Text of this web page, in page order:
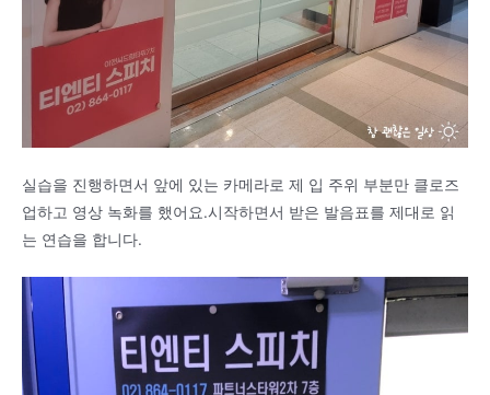
실습을 진행하면서 앞에 있는 카메라로 제 입 주위 부분만 클로즈
업하고 영상 녹화를 했어요.시작하면서 받은 발음표를 제대로 읽
는 연습을 합니다.